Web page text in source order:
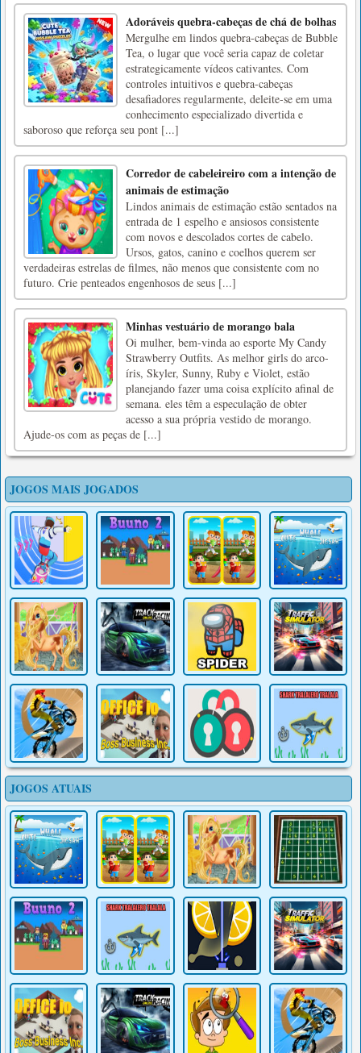
Adoráveis ​​quebra-cabeças de chá de bolhas
Mergulhe em lindos quebra-cabeças de Bubble
Tea, o lugar que você seria capaz de coletar
estrategicamente vídeos cativantes. Com
controles intuitivos e quebra-cabeças
desafiadores regularmente, deleite-se em uma
conhecimento especializado divertida e
saboroso que reforça seu pont [...]
Corredor de cabeleireiro com a intenção de
animais de estimação
Lindos animais de estimação estão sentados na
entrada de 1 espelho e ansiosos consistente
com novos e descolados cortes de cabelo.
Ursos, gatos, canino e coelhos querem ser
verdadeiras estrelas de filmes, não menos que consistente com no
futuro. Crie penteados engenhosos de seus [...]
Minhas vestuário de morango bala
Oi mulher, bem-vinda ao esporte My Candy
Strawberry Outfits. As melhor girls do arco-
íris, Skyler, Sunny, Ruby e Violet, estão
planejando fazer uma coisa explícito afinal de
semana. eles têm a especulação de obter
acesso a sua própria vestido de morango.
Ajude-os com as peças de [...]
JOGOS MAIS JOGADOS
JOGOS ATUAIS